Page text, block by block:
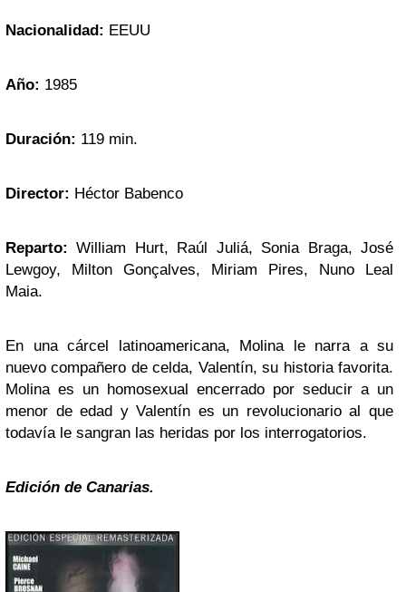
Nacionalidad: EEUU
Año: 1985
Duración: 119 min.
Director: Héctor Babenco
Reparto:William Hurt, Raúl Juliá, Sonia Braga, José
Lewgoy, Milton Gonçalves, Miriam Pires, Nuno Leal
Maia.
En una cárcel latinoamericana, Molina le narra a su
nuevo compañero de celda, Valentín, su historia favorita.
Molina es un homosexual encerrado por seducir a un
menor de edad y Valentín es un revolucionario al que
todavía le sangran las heridas por los interrogatorios.
Edición de Canarias.